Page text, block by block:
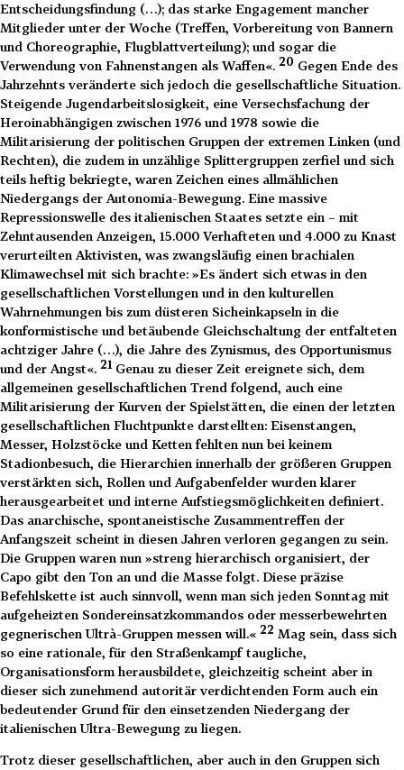
Entscheidungsfindung (…); das starke Engagement mancher
Mitglieder unter der Woche (Treffen, Vorbereitung von Bannern
und Choreographie, Flugblattverteilung); und sogar die
Verwendung von Fahnenstangen als Waffen«. 20 Gegen Ende des
Jahrzehnts veränderte sich jedoch die gesellschaftliche Situation.
Steigende Jugendarbeitslosigkeit, eine Versechsfachung der
Heroinabhängigen zwischen 1976 und 1978 sowie die
Militarisierung der politischen Gruppen der extremen Linken (und
Rechten), die zudem in unzählige Splittergruppen zerfiel und sich
teils heftig bekriegte, waren Zeichen eines allmählichen
Niedergangs der Autonomia-Bewegung. Eine massive
Repressionswelle des italienischen Staates setzte ein – mit
Zehntausenden Anzeigen, 15.000 Verhafteten und 4.000 zu Knast
verurteilten Aktivisten, was zwangsläufig einen brachialen
Klimawechsel mit sich brachte: »Es ändert sich etwas in den
gesellschaftlichen Vorstellungen und in den kulturellen
Wahrnehmungen bis zum düsteren Sicheinkapseln in die
konformistische und betäubende Gleichschaltung der entfalteten
achtziger Jahre (…), die Jahre des Zynismus, des Opportunismus
und der Angst«. 21Genau zu dieser Zeit ereignete sich, dem
allgemeinen gesellschaftlichen Trend folgend, auch eine
Militarisierung der Kurven der Spielstätten, die einen der letzten
gesellschaftlichen Fluchtpunkte darstellten: Eisenstangen,
Messer, Holzstöcke und Ketten fehlten nun bei keinem
Stadionbesuch, die Hierarchien innerhalb der größeren Gruppen
verstärkten sich, Rollen und Aufgabenfelder wurden klarer
herausgearbeitet und interne Aufstiegsmöglichkeiten definiert.
Das anarchische, spontaneistische Zusammentreffen der
Anfangszeit scheint in diesen Jahren verloren gegangen zu sein.
Die Gruppen waren nun »streng hierarchisch organisiert, der
Capo gibt den Ton an und die Masse folgt. Diese präzise
Befehlskette ist auch sinnvoll, wenn man sich jeden Sonntag mit
aufgeheizten Sondereinsatzkommandos oder messerbewehrten
gegnerischen Ultrà-Gruppen messen will.« 22 Mag sein, dass sich
so eine rationale, für den Straßenkampf taugliche,
Organisationsform herausbildete, gleichzeitig scheint aber in
dieser sich zunehmend autoritär verdichtenden Form auch ein
bedeutender Grund für den einsetzenden Niedergang der
italienischen Ultra-Bewegung zu liegen.
Trotz dieser gesellschaftlichen, aber auch in den Gruppen sich